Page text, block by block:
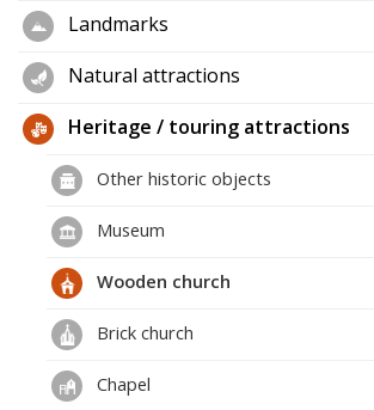
Landmarks
Natural attractions
Heritage / touring attractions
Other historic objects
Museum
Wooden church
Brick church
Chapel